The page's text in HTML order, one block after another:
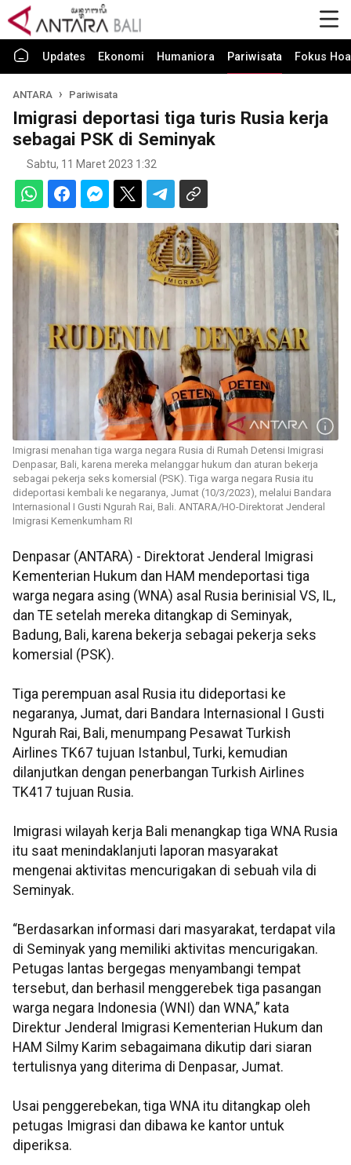
Updates Ekonomi Humaniora Pariwisata Fokus
ANTARA Pariwisata
Imigrasi deportasi tiga turis Rusia kerja
sebagai PSK di Seminyak
Sabtu, 11 Maret 2023 1:32
Imigrasi menahan tiga warga negara Rusia di Rumah Detensi Imigrasi
Denpasar, Bali, karena mereka melanggar hukum dan aturan bekerja
sebagai pekerja seks komersial (PSK). Tiga warga negara Rusia itu
dideportasi kembali ke negaranya, Jumat (10/3/2023), melalui Bandara
Internasional I Gusti Ngurah Rai, Bali. ANTARA/HO-Direktorat Jenderal
Imigrasi Kemenkumham RI
Denpasar (ANTARA) - Direktorat Jenderal Imigrasi
Kementerian Hukum dan HAM mendeportasi tiga
warga negara asing (WNA) asal Rusia berinisial VS, IL,
dan TE setelah mereka ditangkap di Seminyak,
Badung, Bali, karena bekerja sebagai pekerja seks
komersial (PSK).
Tiga perempuan asal Rusia itu dideportasi ke
negaranya, Jumat, dari Bandara Internasional I Gusti
Ngurah Rai, Bali, menumpang Pesawat Turkish
Airlines TK67 tujuan Istanbul, Turki, kemudian
dilanjutkan dengan penerbangan Turkish Airlines
TK417 tujuan Rusia.
Imigrasi wilayah kerja Bali menangkap tiga WNA Rusia
itu saat menindaklanjuti laporan masyarakat
mengenai aktivitas mencurigakan di sebuah vila di
Seminyak.
“Berdasarkan informasi dari masyarakat, terdapat vila
di Seminyak yang memiliki aktivitas mencurigakan.
Petugas lantas bergegas menyambangi tempat
tersebut, dan berhasil menggerebek tiga pasangan
warga negara Indonesia (WNI) dan WNA,” kata
Direktur Jenderal Imigrasi Kementerian Hukum dan
HAM Silmy Karim sebagaimana dikutip dari siaran
tertulisnya yang diterima di Denpasar, Jumat.
Usai penggerebekan, tiga WNA itu ditangkap oleh
petugas Imigrasi dan dibawa ke kantor untuk
diperiksa.